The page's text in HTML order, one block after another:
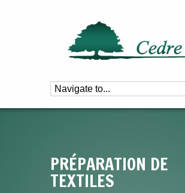
PRÉPARATION DE
TEXTILES